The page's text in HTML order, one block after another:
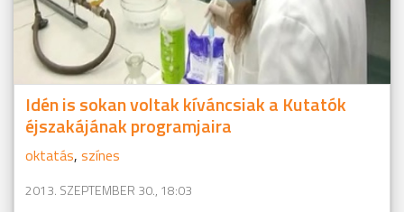
Idén is sokan voltak kíváncsiak a Kutatók
éjszakájának programjaira
oktatás, színes
2013. SZEPTEMBER 30., 18:03